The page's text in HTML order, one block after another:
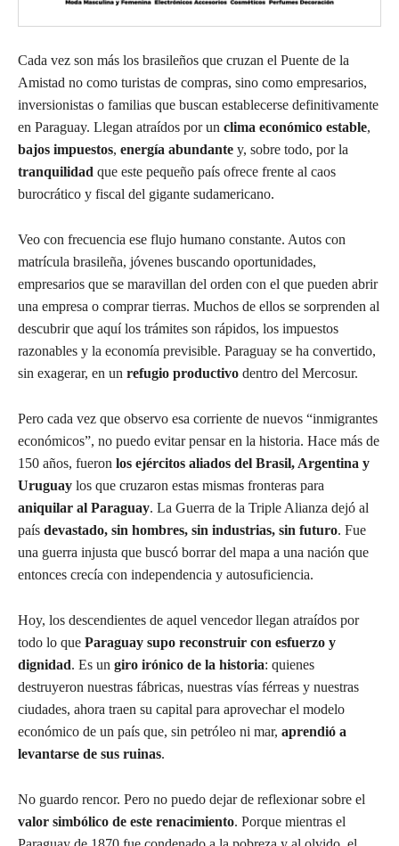
Cada vez son más los brasileños que cruzan el Puente de la
Amistad no como turistas de compras, sino como empresarios,
inversionistas o familias que buscan establecerse definitivamente
en Paraguay. Llegan atraídos por un clima económico estable,
bajos impuestos, energía abundante y, sobre todo, por la
tranquilidad que este pequeño país ofrece frente al caos
burocrático y fiscal del gigante sudamericano.
Veo con frecuencia ese flujo humano constante. Autos con
matrícula brasileña, jóvenes buscando oportunidades,
empresarios que se maravillan del orden con el que pueden abrir
una empresa o comprar tierras. Muchos de ellos se sorprenden al
descubrir que aquí los trámites son rápidos, los impuestos
razonables y la economía previsible. Paraguay se ha convertido,
sin exagerar, en un refugio productivo dentro del Mercosur.
Pero cada vez que observo esa corriente de nuevos “inmigrantes
económicos”, no puedo evitar pensar en la historia. Hace más de
150 años, fueron los ejércitos aliados del Brasil, Argentina y
Uruguay los que cruzaron estas mismas fronteras para
aniquilar al Paraguay. La Guerra de la Triple Alianza dejó al
país devastado, sin hombres, sin industrias, sin futuro. Fue
una guerra injusta que buscó borrar del mapa a una nación que
entonces crecía con independencia y autosuficiencia.
Hoy, los descendientes de aquel vencedor llegan atraídos por
todo lo que Paraguay supo reconstruir con esfuerzo y
dignidad. Es un giro irónico de la historia: quienes
destruyeron nuestras fábricas, nuestras vías férreas y nuestras
ciudades, ahora traen su capital para aprovechar el modelo
económico de un país que, sin petróleo ni mar, aprendió a
levantarse de sus ruinas.
No guardo rencor. Pero no puedo dejar de reflexionar sobre el
valor simbólico de este renacimiento. Porque mientras el